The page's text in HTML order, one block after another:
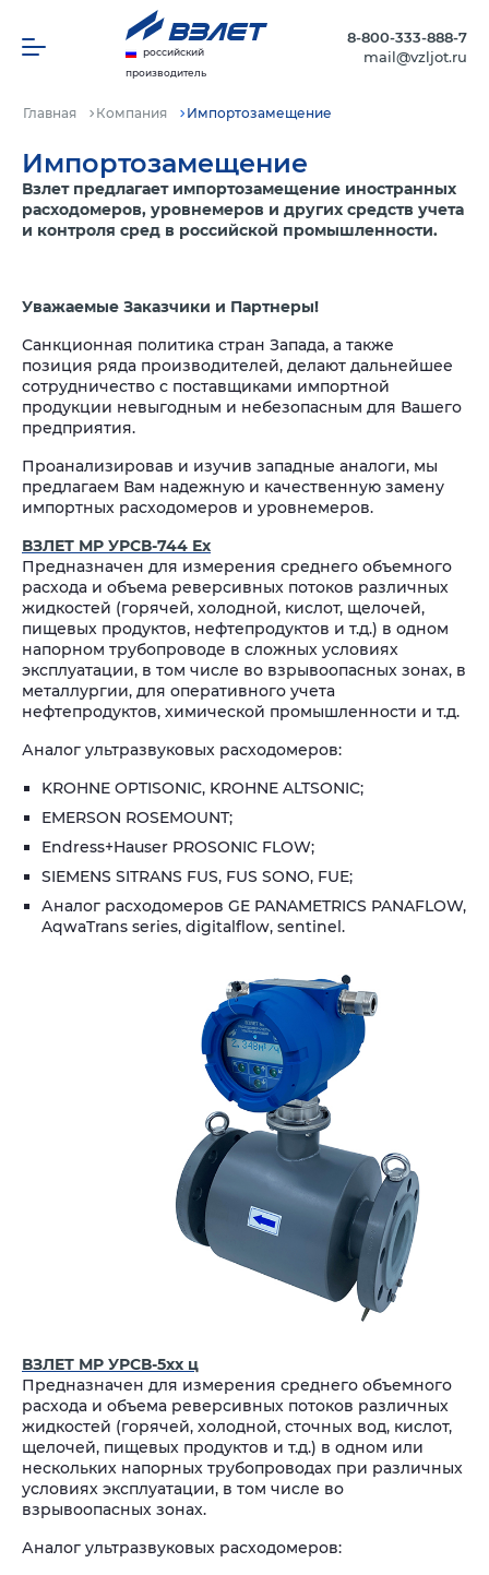
российский
производитель
8-800-333-888-7
mail@vzljot.ru
Главная Компания Импортозамещение
Импортозамещение
Взлет предлагает импортозамещение иностранных
расходомеров, уровнемеров и других средств учета
и контроля сред в российской промышленности.
Уважаемые Заказчики и Партнеры!
Санкционная политика стран Запада, а также
позиция ряда производителей, делают дальнейшее
сотрудничество с поставщиками импортной
продукции невыгодным и небезопасным для Вашего
предприятия.
Проанализировав и изучив западные аналоги, мы
предлагаем Вам надежную и качественную замену
импортных расходомеров и уровнемеров.
ВЗЛЕТ МР УРСВ-744 Ех
Предназначен для измерения среднего объемного
расхода и объема реверсивных потоков различных
жидкостей (горячей, холодной, кислот, щелочей,
пищевых продуктов, нефтепродуктов и т.д.) в одном
напорном трубопроводе в сложных условиях
эксплуатации, в том числе во взрывоопасных зонах, в
металлургии, для оперативного учета
нефтепродуктов, химической промышленности и т.д.
Аналог ультразвуковых расходомеров:
KROHNE OPTISONIC, KROHNE ALTSONIC;
EMERSON ROSEMOUNT;
Endress+Hauser PROSONIC FLOW;
SIEMENS SITRANS FUS, FUS SONO, FUE;
Аналог расходомеров GE PANAMETRICS PANAFLOW,
AqwaTrans series, digitalflow, sentinel.
ВЗЛЕТ МР УРСВ-5хх ц
Предназначен для измерения среднего объемного
расхода и объема реверсивных потоков различных
жидкостей (горячей, холодной, сточных вод, кислот,
щелочей, пищевых продуктов и т.д.) в одном или
нескольких напорных трубопроводах при различных
условиях эксплуатации, в том числе во
взрывоопасных зонах.
Аналог ультразвуковых расходомеров: